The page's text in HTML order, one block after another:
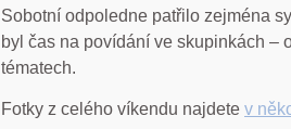
Sobotní odpoledne patřilo zejména
byl čas na povídání ve skupinkách –
tématech.
Fotky z celého víkendu najdete v